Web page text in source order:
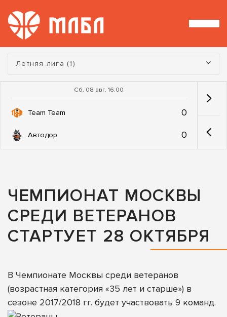
Турнир:
Летняя лига (1)
Сб, 08 авг. 16:00
Team Team 0
Автодор 0
ЧЕМПИОНАТ МОСКВЫ
СРЕДИ ВЕТЕРАНОВ
СТАРТУЕТ 28 ОКТЯБРЯ
В Чемпионате Москвы среди ветеранов
(возрастная категория «35 лет и старше») в
сезоне 2017/2018 гг. будет участвовать 9 команд.